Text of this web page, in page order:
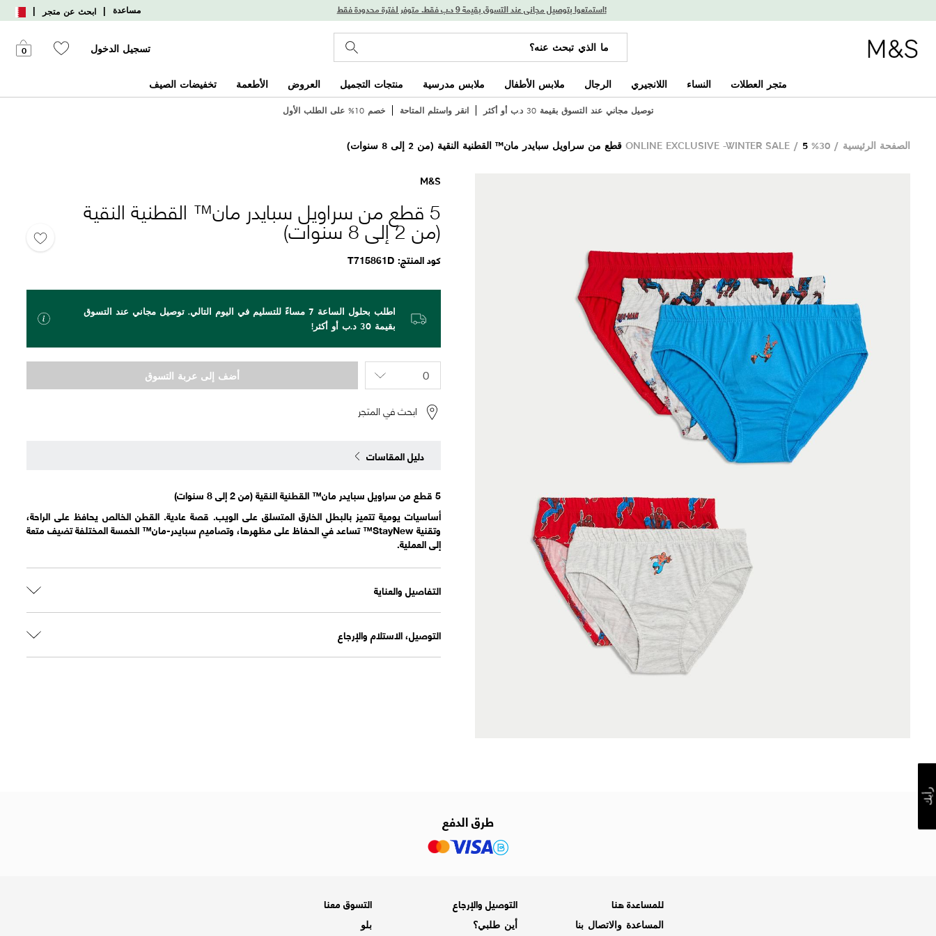
استمتعوا بتوصيل مجاني عند التسوق بقيمة 9 د.ب فقط. متوفر لفترة محدودة فقط! مساعدة | ابحث عن متجر |
تسجيل الدخول 0
متجر العطلات النساء اللانجيري الرجال ملابس الأطفال ملابس مدرسية منتجات التجميل العروض الأطعمة تخفيضات الصيف
توصيل مجاني عند التسوق بقيمة 30 د.ب أو أكثر انقر واستلم المتاحة خصم 10% على الطلب الأول
الصفحة الرئيسية /
30% ONLINE EXCLUSIVE -WINTER SALE
/ 5 قطع من سراويل سبايدر مان™ القطنية النقية (من 2 إلى 8 سنوات)
M&S
5 قطع من سراويل سبايدر مان™ القطنية النقية
(من 2 إلى 8 سنوات)
كود المنتج T715861D
اطلب بحلول الساعة 7 مساءً للتسليم في اليوم التالي. توصيل مجاني عند التسوق
بقيمة 30 د.ب أو أكثر!
أضف إلى عربة التسوق
ابحث في المتجر
دليل المقاسات
5 قطع من سراويل سبايدر مان™ القطنية النقية (من 2 إلى 8 سنوات)
أساسيات يومية تتميز بالبطل الخارق المتسلق على الويب. قصة عادية. القطن الخالص يحافظ على الراحة،
وتقنية StayNew™ تساعد في الحفاظ على مظهرها، وتصاميم سبايدر-مان™ الخمسة المختلفة تضيف متعة
إلى العملية.
التفاصيل والعناية
التوصيل، الاستلام والإرجاع
طرق الدفع
للمساعدة هنا
المساعدة والاتصال بنا
التوصيل والإرجاع
أين طلبي؟
التسوق معنا
بلو
رأيك